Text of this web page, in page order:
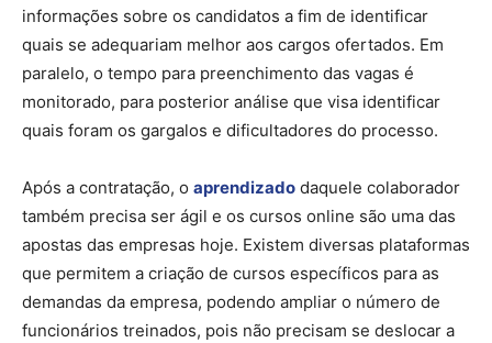
informações sobre os candidatos a fim de identificar
quais se adequariam melhor aos cargos ofertados. Em
paralelo, o tempo para preenchimento das vagas é
monitorado, para posterior análise que visa identificar
quais foram os gargalos e dificultadores do processo.
Após a contratação, o aprendizado daquele colaborador
também precisa ser ágil e os cursos online são uma das
apostas das empresas hoje. Existem diversas plataformas
que permitem a criação de cursos específicos para as
demandas da empresa, podendo ampliar o número de
funcionários treinados, pois não precisam se deslocar a